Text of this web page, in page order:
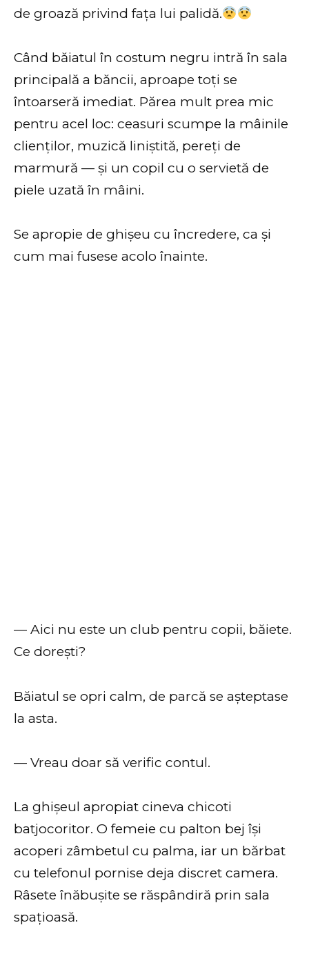
de groază privind fața lui palidă.
Când băiatul în costum negru intră în sala
principală a băncii, aproape toți se
întoarseră imediat. Părea mult prea mic
pentru acel loc: ceasuri scumpe la mâinile
clienților, muzică liniștită, pereți de
marmură — și un copil cu o servietă de
piele uzată în mâini.
Se apropie de ghișeu cu încredere, ca și
cum mai fusese acolo înainte.
— Aici nu este un club pentru copii, băiete.
Ce dorești?
Băiatul se opri calm, de parcă se așteptase
la asta.
— Vreau doar să verific contul.
La ghișeul apropiat cineva chicoti
batjocoritor. O femeie cu palton bej își
acoperi zâmbetul cu palma, iar un bărbat
cu telefonul pornise deja discret camera.
Râsete înăbușite se răspândiră prin sala
spațioasă.